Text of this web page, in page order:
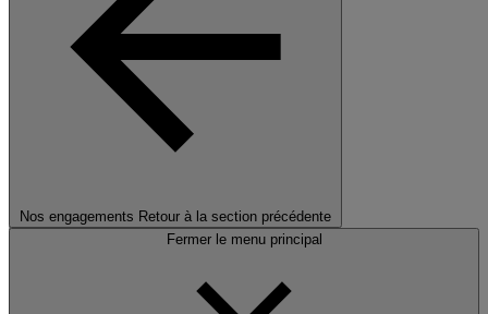
Nos engagements Retour à la section précédente
Fermer le menu principal